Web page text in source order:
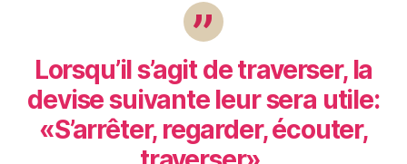
Lorsqu’il s’agit de traverser, la
devise suivante leur sera utile:
«S’arrêter, regarder, écouter,